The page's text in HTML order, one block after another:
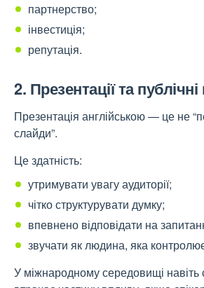
партнерство;
інвестиція;
репутація.
2. Презентації та
Презентація англійською — це не
слайди”.
Це здатність:
утримувати увагу аудиторії;
чітко структурувати думку;
впевнено відповідати на
звучати як людина, яка
У міжнародному середовищі навіть